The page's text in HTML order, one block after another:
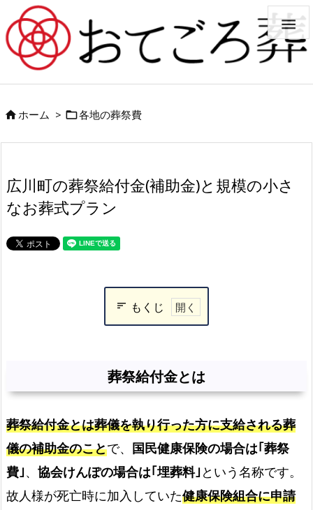

ホーム > 各地の葬祭費
広川町の葬祭給付金(補助金)と規模の小さ
なお葬式プラン
もくじ
葬
給
付
と
は
広
川
葬祭給付金とは
葬祭給付金とは葬儀を執り行った方に支給される葬
儀の補助金のことで、 国民健康保険の場合は｢葬祭
費｣、 協会けんぽの場合は｢埋葬料｣という名称です。
故人様が死亡時に加入していた健康保険組合に申請